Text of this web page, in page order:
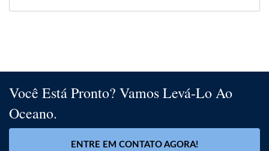
Você Está Pronto? Vamos Levá-Lo Ao
Oceano.
ENTRE EM CONTATO AGORA!